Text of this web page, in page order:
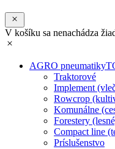
V košíku sa nenachádza
AGRO pneumatiky
Traktorové
Implement
Rowcrop
Komunálne
Forestery
Compact line
Príslušenstvo